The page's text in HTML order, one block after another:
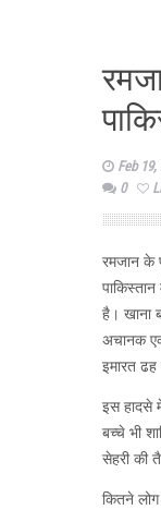
Feb 19,
0
रमजान के
है। खाना
अचानक
इमारत ढह
इस हादसे
बच्चे भी
सेहरी की
कितने